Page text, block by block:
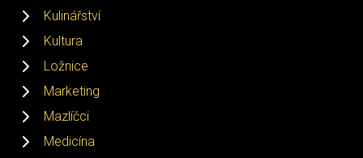
Kulinářství
Kultura
Ložnice
Marketing
Mazlíčci
Medicína